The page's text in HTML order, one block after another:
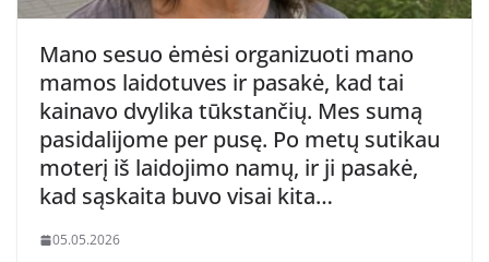
Mano sesuo ėmėsi organizuoti mano
mamos laidotuves ir pasakė, kad tai
kainavo dvylika tūkstančių. Mes sumą
pasidalijome per pusę. Po metų sutikau
moterį iš laidojimo namų, ir ji pasakė,
kad sąskaita buvo visai kita…
05.05.2026